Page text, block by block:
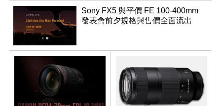
Sony FX5 與平價 FE 100-400mm
發表會前夕規格與售價全面流出